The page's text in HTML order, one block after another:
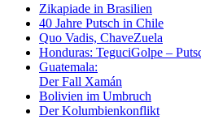
Zikapiade in Brasilien
40 Jahre Putsch in Chile
Quo Vadis, ChaveZuela
Honduras: TeguciGolpe –
Guatemala:
Der Fall Xamán
Bolivien im Umbruch
Der Kolumbienkonflikt